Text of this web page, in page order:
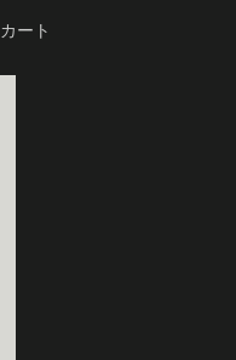
カート